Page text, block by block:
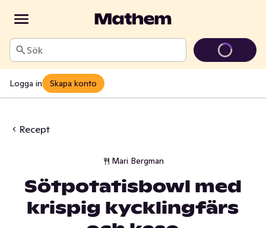
Sök
Logga in Skapa konto
Recept
Mari Bergman
Sötpotatisbowl med
krispig kycklingfärs